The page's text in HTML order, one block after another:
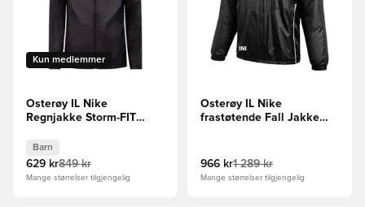
Kun medlemmer
Osterøy IL Nike
Regnjakke Storm-FIT
Barn
Barn
629 kr849 kr
Mange størrelser tilgjengelig
Osterøy IL Nike
frastøtende Fall Jakke
966 kr1 289 kr
Mange størrelser tilgjengelig